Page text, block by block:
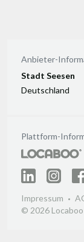
Anbieter-
Stadt Seesen
Deutschland
Plattform-
Impressum
© 2026